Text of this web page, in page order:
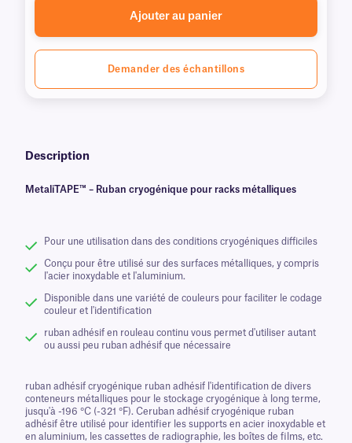
Ajouter au panier
Demander des échantillons
Description
MetaliTAPE™ – Ruban cryogénique pour racks métalliques
Pour une utilisation dans des conditions cryogéniques difficiles
Conçu pour être utilisé sur des surfaces métalliques, y compris
l'acier inoxydable et l'aluminium.
Disponible dans une variété de couleurs pour faciliter le codage
couleur et l'identification
ruban adhésif en rouleau continu vous permet d'utiliser autant
ou aussi peu ruban adhésif que nécessaire
ruban adhésif cryogénique ruban adhésif l'identification de divers
conteneurs métalliques pour le stockage cryogénique à long terme,
jusqu'à -196 °C (-321 °F). Ceruban adhésif cryogénique ruban
adhésif être utilisé pour identifier les supports en acier inoxydable et
en aluminium, les cassettes de radiographie, les boîtes de films, etc.